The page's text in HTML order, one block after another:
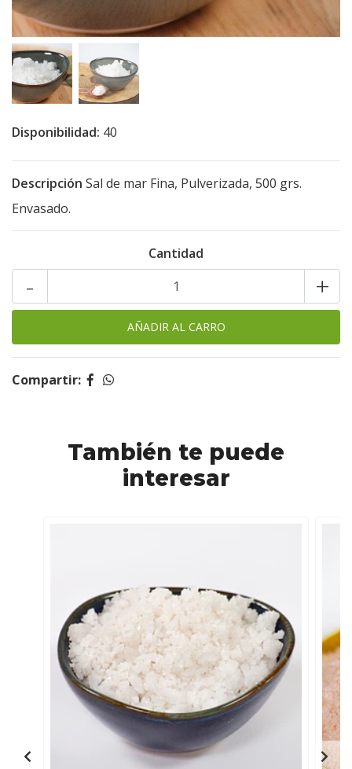
Disponibilidad: 40
Descripción Sal de mar Fina, Pulverizada, 500 grs.
Envasado.
Cantidad
+
-
Compartir:
También te puede
interesar